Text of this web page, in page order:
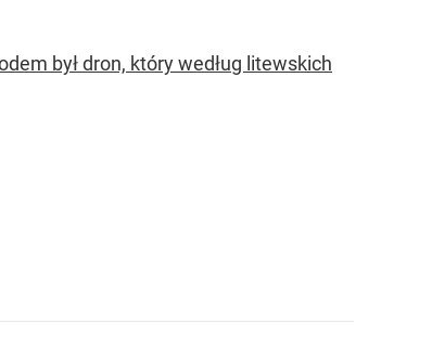
był dron, który według litewskich